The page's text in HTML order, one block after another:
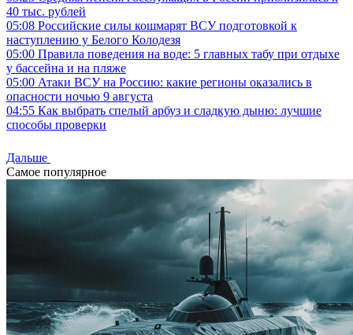
40 тыс. рублей
05:08 Российские силы кошмарят ВСУ подготовкой к
наступлению у Белого Колодезя
05:00 Правила поведения на воде: 5 главных табу при отдыхе
у бассейна и на пляже
05:00 Атаки ВСУ на Россию: какие регионы оказались в
опасности ночью 9 августа
04:55 Как выбрать спелый арбуз и сладкую дыню: лучшие
способы проверки
Дальше
Самое популярное